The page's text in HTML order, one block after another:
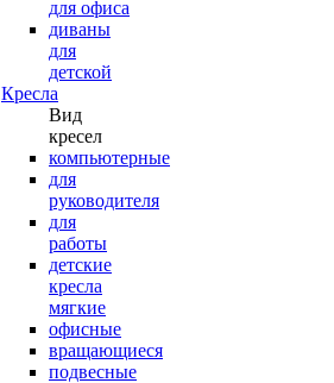
для офиса
диваны
для
детской
Кресла
Вид
кресел
компьютерные
для
руководителя
для
работы
детские
кресла
мягкие
офисные
вращающиеся
подвесные